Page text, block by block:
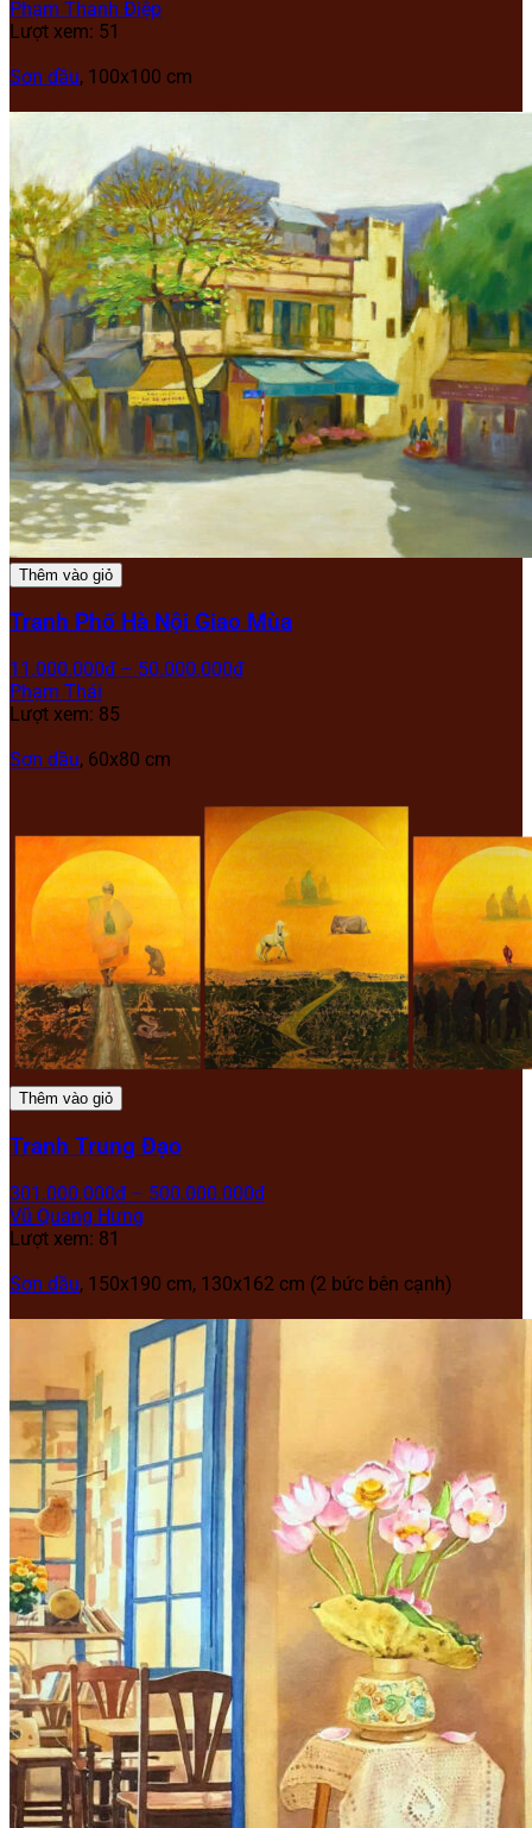
Phạm Thanh Điệp
Lượt xem: 51
Sơn dầu, 100x100 cm
Thêm vào giỏ
Tranh Phố Hà Nội Giao Mùa
11.000.000₫ – 50.000.000₫
Phạm Thái
Lượt xem: 85
Sơn dầu, 60x80 cm
Thêm vào giỏ
Tranh Trung Đạo
301.000.000₫ – 500.000.000₫
Vũ Quang Hưng
Lượt xem: 81
Sơn dầu, 150x190 cm, 130x162 cm (2 bức bên cạnh)